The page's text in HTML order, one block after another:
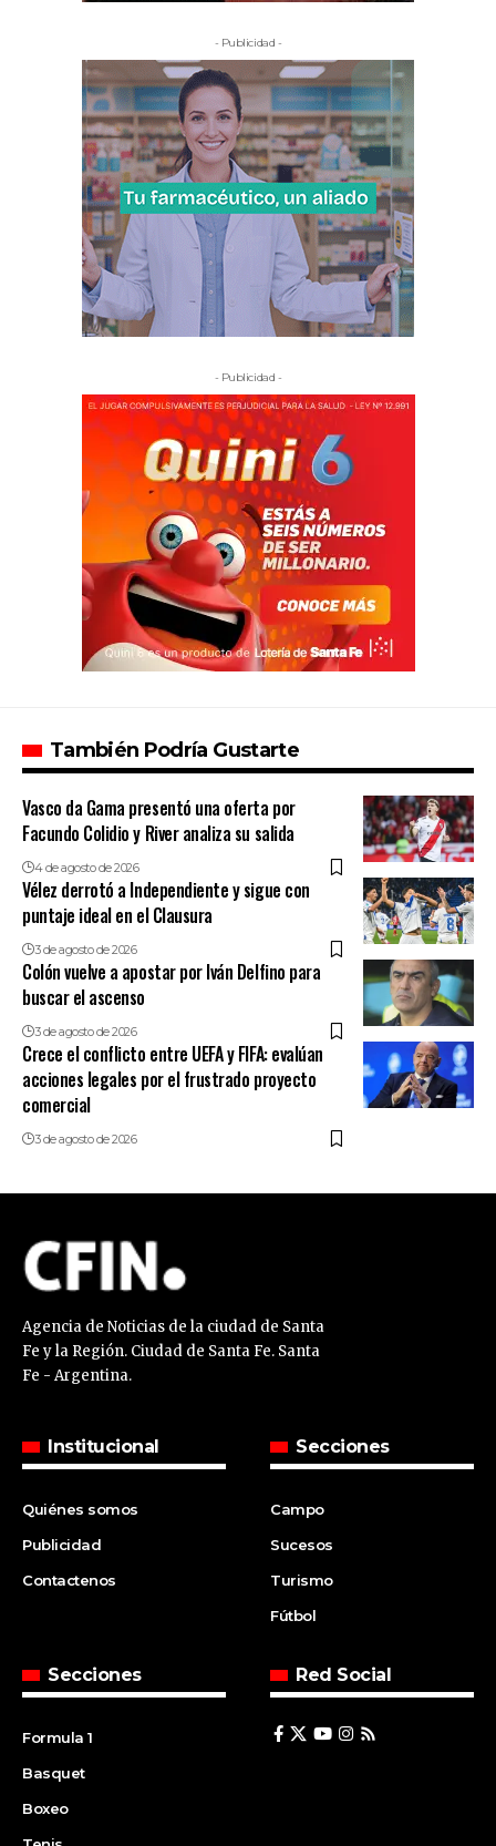
- Publicidad -
- Publicidad -
También Podría Gustarte
Vasco da Gama presentó una oferta por
Facundo Colidio y River analiza su salida
4 de agosto de 2026
Vélez derrotó a Independiente y sigue con
puntaje ideal en el Clausura
3 de agosto de 2026
Colón vuelve a apostar por Iván Delfino para
buscar el ascenso
3 de agosto de 2026
Crece el conflicto entre UEFA y FIFA: evalúan
acciones legales por el frustrado proyecto
comercial
3 de agosto de 2026
Agencia de Noticias de la ciudad de Santa
Fe y la Región. Ciudad de Santa Fe. Santa
Fe - Argentina.
Institucional
Quiénes somos
Publicidad
Contactenos
Secciones
Campo
Sucesos
Turismo
Fútbol
Secciones
Formula 1
Basquet
Boxeo
Red Social